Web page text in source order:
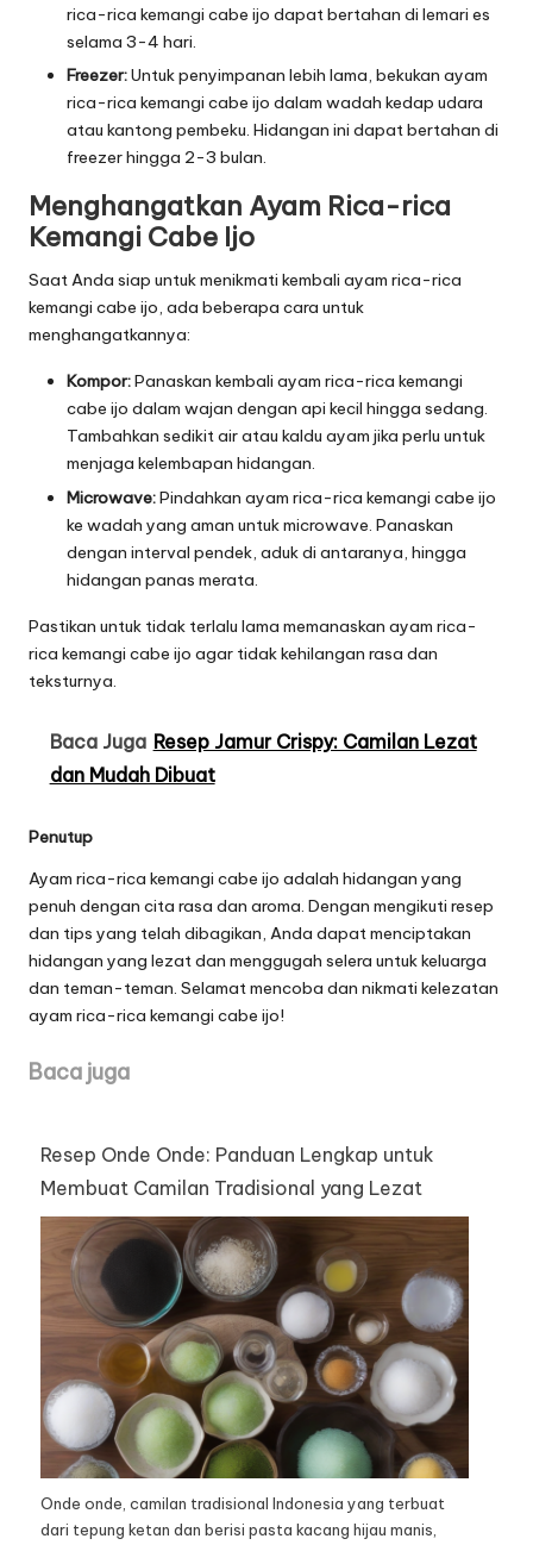
rica-rica kemangi cabe ijo dapat bertahan di lemari es
selama 3-4 hari.
Freezer:Untuk penyimpanan lebih lama, bekukan ayam
rica-rica kemangi cabe ijo dalam wadah kedap udara
atau kantong pembeku. Hidangan ini dapat bertahan di
freezer hingga 2-3 bulan.
Menghangatkan Ayam Rica-rica
Kemangi Cabe Ijo
Saat Anda siap untuk menikmati kembali ayam rica-rica
kemangi cabe ijo, ada beberapa cara untuk
menghangatkannya:
Kompor:Panaskan kembali ayam rica-rica kemangi
cabe ijo dalam wajan dengan api kecil hingga sedang.
Tambahkan sedikit air atau kaldu ayam jika perlu untuk
menjaga kelembapan hidangan.
Microwave:Pindahkan ayam rica-rica kemangi cabe ijo
ke wadah yang aman untuk microwave. Panaskan
dengan interval pendek, aduk di antaranya, hingga
hidangan panas merata.
Pastikan untuk tidak terlalu lama memanaskan ayam rica-
rica kemangi cabe ijo agar tidak kehilangan rasa dan
teksturnya.
Baca Juga Resep Jamur Crispy: Camilan Lezat
dan Mudah Dibuat
Penutup
Ayam rica-rica kemangi cabe ijo adalah hidangan yang
penuh dengan cita rasa dan aroma. Dengan mengikuti resep
dan tips yang telah dibagikan, Anda dapat menciptakan
hidangan yang lezat dan menggugah selera untuk keluarga
dan teman-teman. Selamat mencoba dan nikmati kelezatan
ayam rica-rica kemangi cabe ijo!
Baca juga
Resep Onde Onde: Panduan Lengkap untuk
Membuat Camilan Tradisional yang Lezat
Onde onde, camilan tradisional Indonesia yang terbuat
dari tepung ketan dan berisi pasta kacang hijau manis,